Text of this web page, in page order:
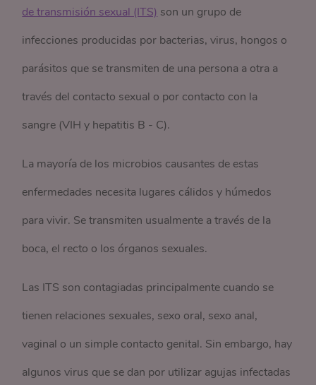
de transmisión sexual (ITS) son un grupo de
infecciones producidas por bacterias, virus, hongos o
parásitos que se transmiten de una persona a otra a
través del contacto sexual o por contacto con la
sangre (VIH y hepatitis B - C).
La mayoría de los microbios causantes de estas
enfermedades necesita lugares cálidos y húmedos
para vivir. Se transmiten usualmente a través de la
boca, el recto o los órganos sexuales.
Las ITS son contagiadas principalmente cuando se
tienen relaciones sexuales, sexo oral, sexo anal,
vaginal o un simple contacto genital. Sin embargo, hay
algunos virus que se dan por utilizar agujas infectadas